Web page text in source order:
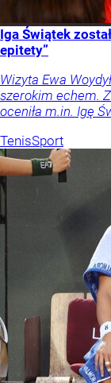
Iga Świątek
epitety”
Wizyta Ewa
szerokim echem.
oceniła m.in. Igę
TenisSport